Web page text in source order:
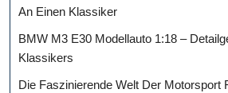
An Einen Klassiker
BMW M3 E30 Modellauto 1:18 –
Klassikers
Die Faszinierende Welt Der Motorsport